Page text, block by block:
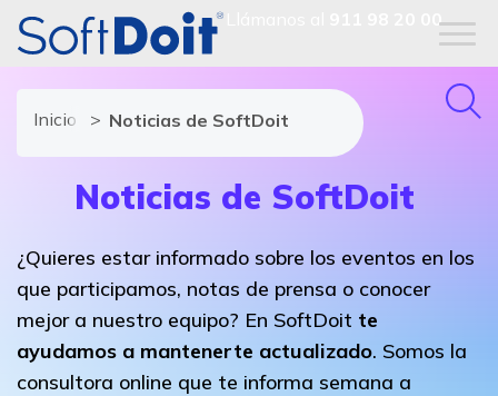
911 98 20 00
Inicio Noticias de SoftDoit
Noticias de SoftDoit
¿Quieres estar informado sobre los eventos en los
que participamos, notas de prensa o conocer
mejor a nuestro equipo? En SoftDoit te
ayudamos a mantenerte actualizado. Somos la
consultora online que te informa semana a